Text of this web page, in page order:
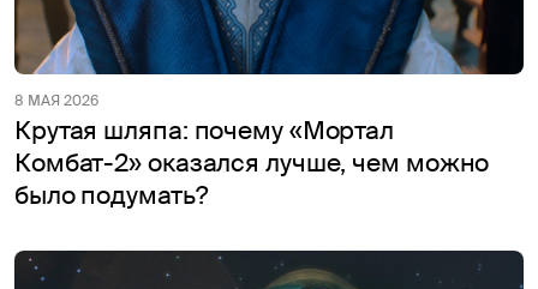
8 МАЯ 2026
Крутая шляпа: почему «Мортал
Комбат-2» оказался лучше, чем можно
было подумать?